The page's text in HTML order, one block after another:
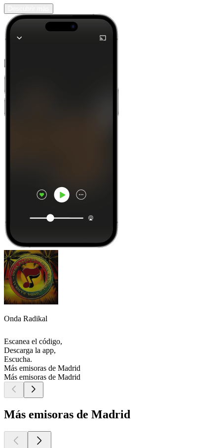
Onda Radikal
Escanea el código,
Descarga la app,
Escucha.
Más emisoras de Madrid
Más emisoras de Madrid
Más emisoras de Madrid